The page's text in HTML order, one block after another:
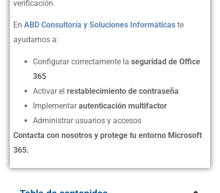
verificación.
En ABD Consultoría y Soluciones Informáticas te
ayudamos a:
Configurar correctamente la seguridad de Office
365
Activar el restablecimiento de contraseña
Implementarautenticación multifactor
Administrar usuarios y accesos
Contacta con nosotros y protege tu entorno Microsoft
365.